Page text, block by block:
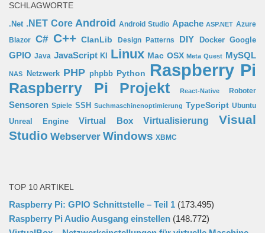
SCHLAGWORTE
.Net .NET Core Android Android Studio Apache ASP.NET Azure
Blazor C# C++ ClanLib Design Patterns DIY Docker Google
GPIO Java JavaScript KI Linux Mac OSX Meta Quest MySQL
NAS Netzwerk PHP phpbb Python Raspberry Pi
Raspberry Pi Projekt React-Native Roboter
Sensoren Spiele SSH Suchmaschinenoptimierung TypeScript Ubuntu
Unreal Engine
Virtual Box Virtualisierung
Visual
Studio Webserver Windows XBMC
TOP 10 ARTIKEL
Raspberry Pi: GPIO Schnittstelle – Teil 1 (173.495)
Raspberry Pi Audio Ausgang einstellen (148.772)